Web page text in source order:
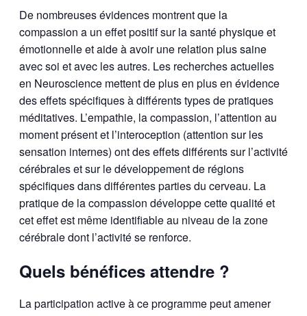
De nombreuses évidences montrent que la
compassion a un effet positif sur la santé physique et
émotionnelle et aide à avoir une relation plus saine
avec soi et avec les autres. Les recherches actuelles
en Neuroscience mettent de plus en plus en évidence
des effets spécifiques à différents types de pratiques
méditatives. L’empathie, la compassion, l’attention au
moment présent et l’interoception (attention sur les
sensation internes) ont des effets différents sur l’activité
cérébrales et sur le développement de régions
spécifiques dans différentes parties du cerveau. La
pratique de la compassion développe cette qualité et
cet effet est même identifiable au niveau de la zone
cérébrale dont l’activité se renforce.
Quels bénéfices attendre ?
La participation active à ce programme peut amener